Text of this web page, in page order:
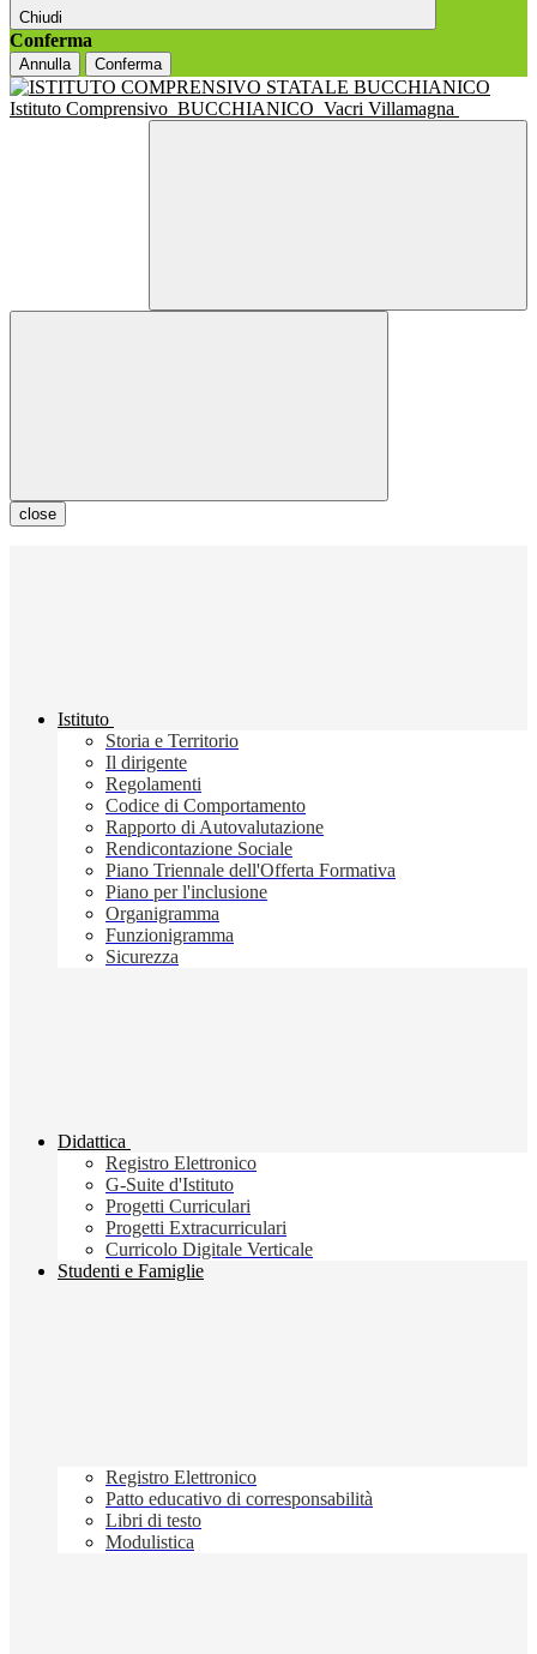
Chiudi
Conferma
Annulla Conferma
Istituto Comprensivo BUCCHIANICO Vacri Villamagna
close
Istituto
Storia e Territorio
Il dirigente
Regolamenti
Codice di Comportamento
Rapporto di Autovalutazione
Rendicontazione Sociale
Piano Triennale dell'Offerta Formativa
Piano per l'inclusione
Organigramma
Funzionigramma
Sicurezza
Didattica
Registro Elettronico
G-Suite d'Istituto
Progetti Curriculari
Progetti Extracurriculari
Curricolo Digitale Verticale
Studenti e Famiglie
Registro Elettronico
Patto educativo di corresponsabilità
Libri di testo
Modulistica